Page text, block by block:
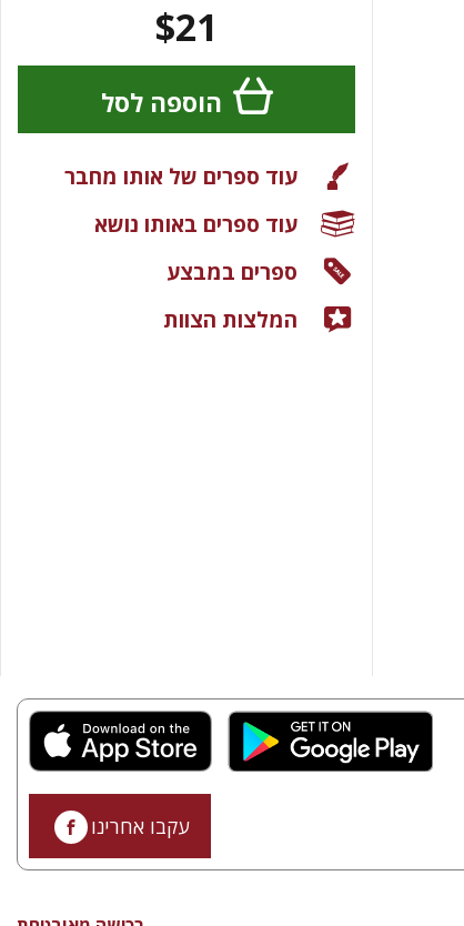
$21
הוספה לסל
עוד ספרים של אותו מחבר
עוד ספרים באותו נושא
ספרים במבצע
המלצות הצוות
עקבו אחרינו